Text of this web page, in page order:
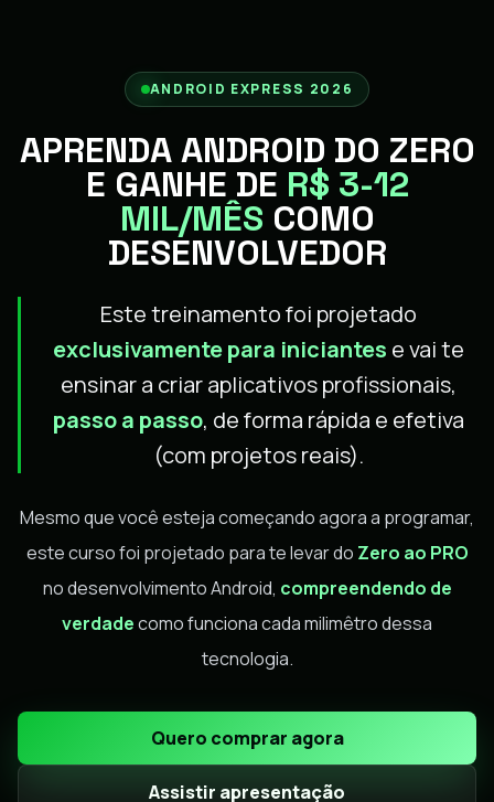
ANDROID EXPRESS 2026
APRENDA ANDROID DO ZERO
E GANHE DE R$ 3-12
MIL/MÊS COMO
DESENVOLVEDOR
Este treinamento foi projetado
exclusivamente para iniciantes e vai te
ensinar a criar aplicativos profissionais,
passo a passo, de forma rápida e efetiva
(com projetos reais).
Mesmo que você esteja começando agora a programar,
este curso foi projetado para te levar do Zero ao PRO
no desenvolvimento Android, compreendendo de
verdadecomo funciona cada milimêtro dessa
tecnologia.
Quero comprar agora
Assistir apresentação